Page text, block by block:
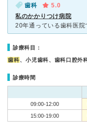
歯科
5.0
私のかかりつけ病院
診療科目：
歯科、小児歯科、歯科口腔外
診療時間
09:00-12:00
15:00-19:00